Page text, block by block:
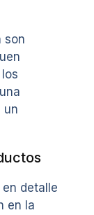
son
un
detalle
en la